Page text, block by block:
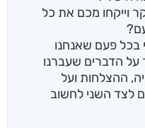
וייקחו מכם את כל
בכל פעם שאנחנו
על הדברים שעברנו
ההצלחות ועל
לצד השני לחשוב